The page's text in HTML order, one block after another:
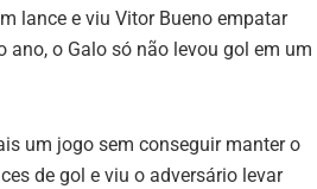
lance e viu Vitor Bueno empatar
o Galo só não levou gol em um
um jogo sem conseguir manter o
de gol e viu o adversário levar